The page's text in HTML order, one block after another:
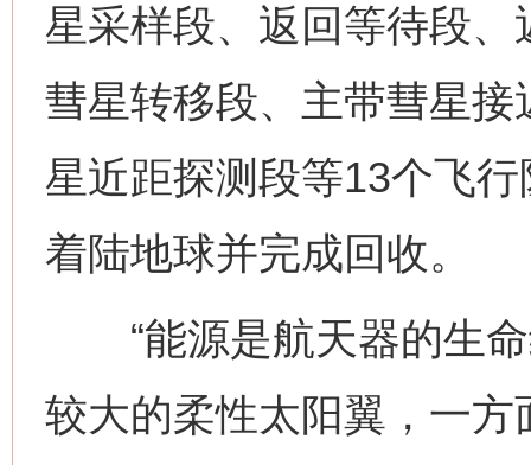
星采样段、返回等待段
彗星转移段、主带彗星
星近距探测段等13个飞
着陆地球并完成回收。
“能源是航天器的生命
较大的柔性太阳翼，一